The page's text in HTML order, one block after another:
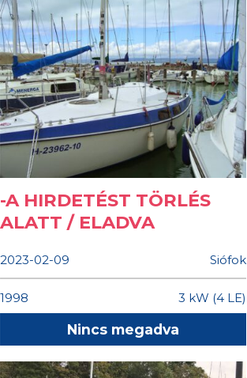
-A HIRDETÉST TÖRLÉS
ALATT / ELADVA
2023-02-09 Siófok
1998 3 kW (4 LE)
Nincs megadva